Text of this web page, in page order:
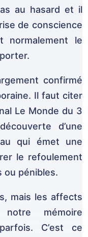
au hasard et il
de conscience
normalement le
confirmé
Il faut citer
Le Monde du 3
d’une
qui émet une
le refoulement
ou pénibles.
mais les affects
mémoire
C’est ce